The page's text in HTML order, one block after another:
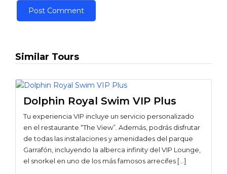
Similar Tours
Dolphin Royal Swim VIP Plus
Tu experiencia VIP incluye un servicio personalizado
en el restaurante “The View”. Además, podrás disfrutar
de todas las instalaciones y amenidades del parque
Garrafón, incluyendo la alberca infinity del VIP Lounge,
el snorkel en uno de los más famosos arrecifes […]